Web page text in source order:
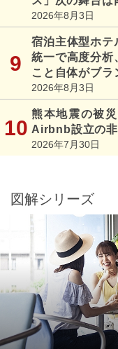
2026年8月3日
宿泊主体型ホ
統一で高度分析
こと自体がブラ
2026年8月3日
熊本地震の被
Airbnb設立の
2026年7月30日
図解シリーズ